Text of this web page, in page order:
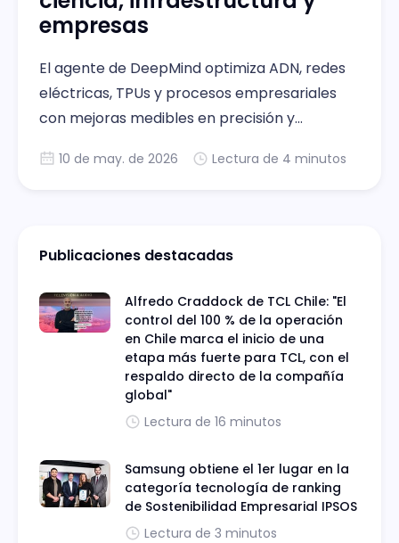
empresas
El agente de DeepMind optimiza ADN, redes
eléctricas, TPUs y procesos empresariales
con mejoras medibles en precisión y
10 de may. de 2026 Lectura de 4 minutos
Publicaciones destacadas
Alfredo Craddock de TCL Chile: "El
control del 100 % de la operación
en Chile marca el inicio de una
etapa más fuerte para TCL, con el
respaldo directo de la compañía
global"
Lectura de 16 minutos
Samsung obtiene el 1er lugar en la
categoría tecnología de ranking
de Sostenibilidad Empresarial IPSOS
Lectura de 3 minutos